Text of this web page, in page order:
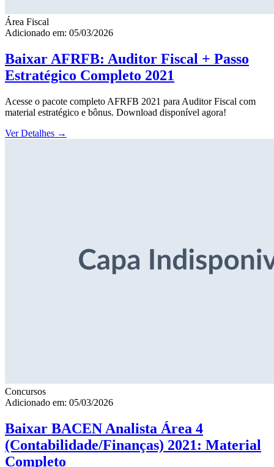
Área Fiscal
Adicionado em: 05/03/2026
Baixar AFRFB: Auditor Fiscal + Passo
Estratégico Completo 2021
Acesse o pacote completo AFRFB 2021 para Auditor Fiscal com
material estratégico e bônus. Download disponível agora!
Ver Detalhes →
Concursos
Adicionado em: 05/03/2026
Baixar BACEN Analista Área 4
(Contabilidade/Finanças) 2021: Material
Completo